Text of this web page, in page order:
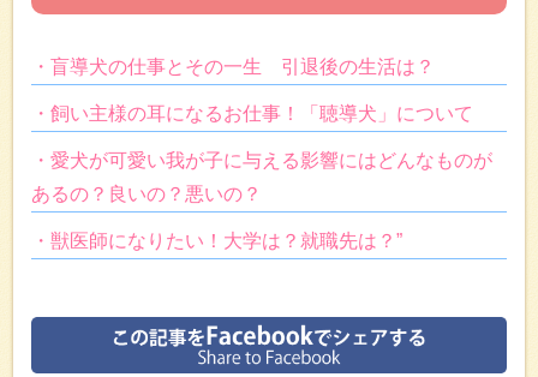
・盲導犬の仕事とその一生 引退後の生活は？
・飼い主様の耳になるお仕事！「聴導犬」について
・愛犬が可愛い我が子に与える影響にはどんなものが
あるの？良いの？悪いの？
・獣医師になりたい！大学は？就職先は？”